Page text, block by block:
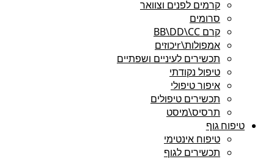
קרמים לפנים וצוואר
סרומים
קרם BB\DD\CC
אמפולות\rיכוזים
תכשירים לעיניים ושפתיים
טיפול נקודתי
איפור טיפולי
תכשירים טיפולים
תרסיס\מיסט
טיפוח גוף
טיפוח אינטימי
תכשירים לגוף